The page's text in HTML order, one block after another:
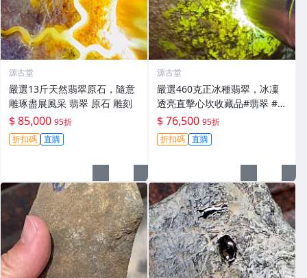
源古堂
嚴選13斤天然翡翠原石，隨意
雕琢盡展風采 翡翠 原石 雕刻
$ 85,000 95折
折扣碼 直購
源古堂
嚴選460克正冰種翡翠，冰凜
透亮直擊心坎收藏品#翡翠 #天
然翡翠 #A貨翡翠玉石
$ 76,500 95折
折扣碼 直購